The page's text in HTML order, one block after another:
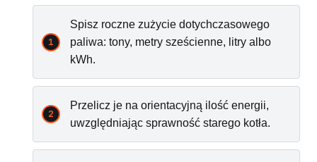
Spisz roczne zużycie dotychczasowego
paliwa: tony, metry sześcienne, litry albo
kWh.
Przelicz je na orientacyjną ilość energii,
uwzględniając sprawność starego kotła.